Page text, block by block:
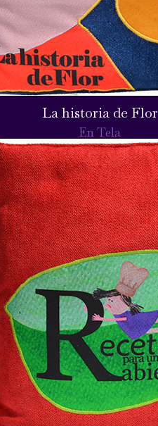
La historia de Flor
En Tela